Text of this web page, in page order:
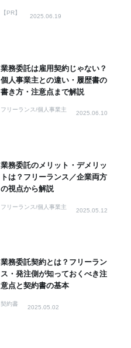
【PR】
2025.06.19
業務委託は雇用契約じゃない？
個人事業主との違い・履歴書の
書き方・注意点まで解説
フリーランス/個人事業主
2025.06.10
業務委託のメリット・デメリッ
トは？フリーランス／企業両方
の視点から解説
フリーランス/個人事業主
2025.05.12
業務委託契約とは？フリーラン
ス・発注側が知っておくべき注
意点と契約書の基本
契約書
2025.05.02